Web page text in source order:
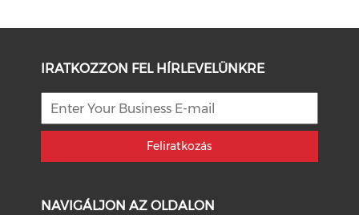
IRATKOZZON FEL HÍRLEVELÜNKRE
Feliratkozás
NAVIGÁLJON AZ OLDALON